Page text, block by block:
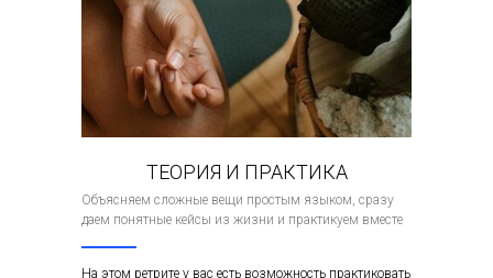
ТЕОРИЯ И ПРАКТИКА
Объясняем сложные вещи простым языком, сразу
даем понятные кейсы из жизни и практикуем вместе
На этом ретрите у вас есть возможность практиковать